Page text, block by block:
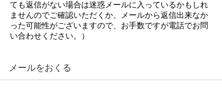
ても返信がない場合は迷惑メールに入っているかもしれ
ませんのでご確認いただくか、メールから返信出来なか
った可能性がございますので、お手数ですが電話でお問
い合わせください。）
メールをおくる